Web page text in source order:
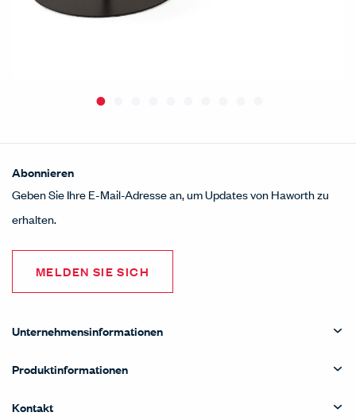
Abonnieren
Geben Sie Ihre E-Mail-Adresse an, um Updates von Haworth zu
erhalten.
MELDEN SIE SICH
Unternehmensinformationen
Produktinformationen
Kontakt